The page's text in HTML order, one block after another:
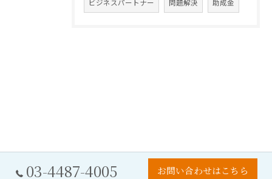
ビジネスパートナー 問題解決 助成金
03-4487-4005 お問い合わせはこちら